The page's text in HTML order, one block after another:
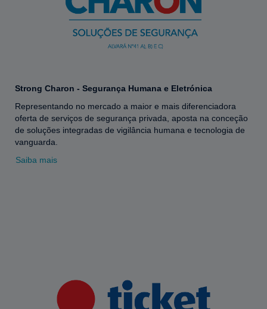
Strong Charon - Segurança Humana e Eletrónica
Representando no mercado a maior e mais diferenciadora
oferta de serviços de segurança privada, aposta na conceção
de soluções integradas de vigilância humana e tecnologia de
vanguarda.
Saiba mais